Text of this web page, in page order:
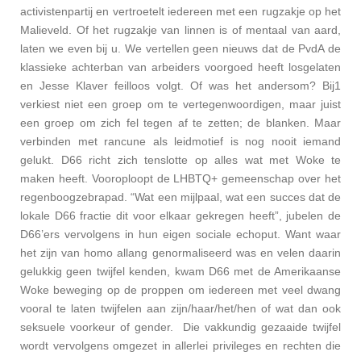
activistenpartij en vertroetelt iedereen met een rugzakje op het
Malieveld. Of het rugzakje van linnen is of mentaal van aard,
laten we even bij u. We vertellen geen nieuws dat de PvdA de
klassieke achterban van arbeiders voorgoed heeft losgelaten
en Jesse Klaver feilloos volgt. Of was het andersom? Bij1
verkiest niet een groep om te vertegenwoordigen, maar juist
een groep om zich fel tegen af te zetten; de blanken. Maar
verbinden met rancune als leidmotief is nog nooit iemand
gelukt. D66 richt zich tenslotte op alles wat met Woke te
maken heeft. Vooroploopt de LHBTQ+ gemeenschap over het
regenboogzebrapad. “Wat een mijlpaal, wat een succes dat de
lokale D66 fractie dit voor elkaar gekregen heeft”, jubelen de
D66’ers vervolgens in hun eigen sociale echoput. Want waar
het zijn van homo allang genormaliseerd was en velen daarin
gelukkig geen twijfel kenden, kwam D66 met de Amerikaanse
Woke beweging op de proppen om iedereen met veel dwang
vooral te laten twijfelen aan zijn/haar/het/hen of wat dan ook
seksuele voorkeur of gender. Die vakkundig gezaaide twijfel
wordt vervolgens omgezet in allerlei privileges en rechten die